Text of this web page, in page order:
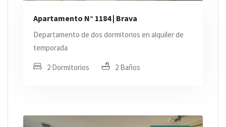
Apartamento N° 1184 | Brava
Departamento de dos dormitorios en alquiler de
temporada
2 Dormitorios 2 Baños